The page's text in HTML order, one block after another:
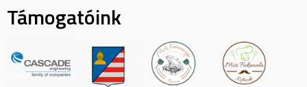
Támogatóink